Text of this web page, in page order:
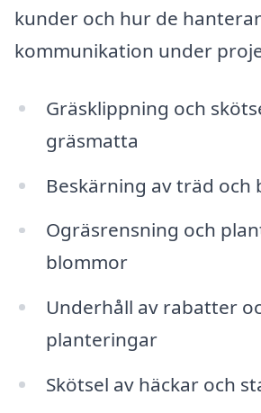
kunder och hur de
kommunikation under
Gräsklippning och
gräsmatta
Beskärning av träd och
Ogräsrensning och
blommor
Underhåll av rabatter
planteringar
Skötsel av häckar och